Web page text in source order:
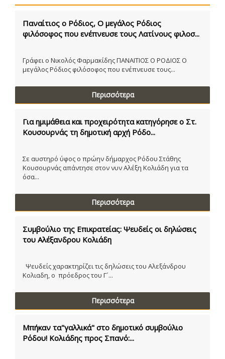
Παναίτιος ο Ρόδιος, Ο μεγάλος Ρόδιος
φιλόσοφος που ενέπνευσε τους Λατίνους φιλοσ...
Γράφει ο Νικολός Φαρμακίδης ΠΑΝΑΙΤΙΟΣ Ο ΡΟΔΙΟΣ Ο
μεγάλος Ρόδιος φιλόσοφος που ενέπνευσε τους...
Περισσότερα
Για ημιμάθεια και προχειρότητα κατηγόρησε ο Στ.
Κουσουρνάς τη δημοτική αρχή Ρόδο...
Σε αυστηρό ύφος ο πρώην δήμαρχος Ρόδου Στάθης
Κουσουρνάς απάντησε στον νυν Αλέξη Κολιάδη για τα
όσα...
Περισσότερα
Συμβούλιο της Επικρατείας: Ψευδείς οι δηλώσεις
του Αλέξανδρου Κολιάδη
Ψευδείς χαρακτηρίζει τις δηλώσεις του Αλεξάνδρου
Κολιαδη, ο πρόεδρος του Γ´...
Περισσότερα
Μπήκαν τα"γαλλικά" στο δημοτικό συμβούλιο
Ρόδου! Κολιάδης προς Σπανό:...